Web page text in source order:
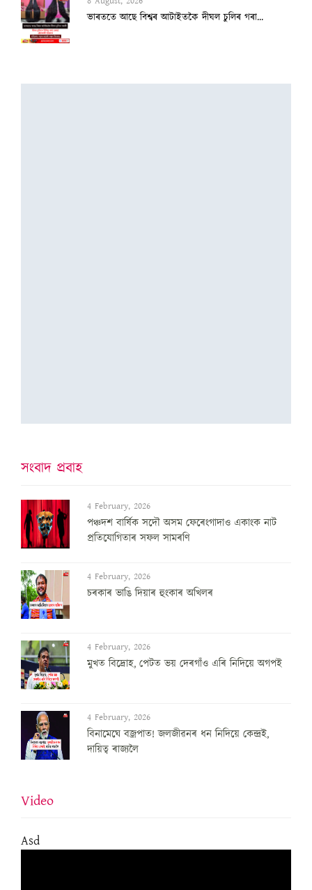
ভাৰততে আছে বিশ্বৰ আটাইতকৈ দীঘল চুলিৰ গৰা...
‘দেশৰ ৮৩% অভিযন্তা কৰ্মহীন, এআই বিপ্লৱৰ...
সংবাদ প্ৰবাহ
4 February, 2026
পঞ্চদশ বার্ষিক সদৌ অসম ফেৰেংগাদাও একাংক নাট
প্রতিযোগিতাৰ সফল সামৰণি
4 February, 2026
চৰকাৰ ভাঙি দিয়াৰ হুংকাৰ অখিলৰ
4 February, 2026
মুখত বিদ্ৰোহ, পেটত ভয় দেৰগাঁও এৰি নিদিয়ে অগপই
4 February, 2026
বিনামেঘে বজ্ৰপাত! জলজীৱনৰ ধন নিদিয়ে কেন্দ্ৰই,
দায়িত্ব ৰাজ্যলৈ
Video
Asd